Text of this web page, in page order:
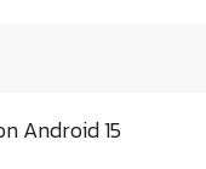
Android 15